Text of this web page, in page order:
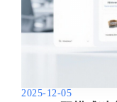
2025-12-05